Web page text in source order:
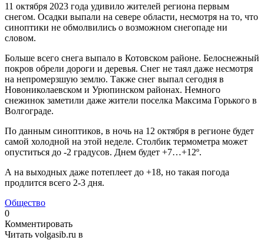
11 октября 2023 года удивило жителей региона первым
снегом. Осадки выпали на севере области, несмотря на то, что
синоптики не обмолвились о возможном снегопаде ни
словом.
Больше всего снега выпало в Котовском районе. Белоснежный
покров обрели дороги и деревья. Снег не таял даже несмотря
на непромерзшую землю. Также снег выпал сегодня в
Новониколаевском и Урюпинском районах. Немного
снежинок заметили даже жители поселка Максима Горького в
Волгограде.
По данным синоптиков, в ночь на 12 октября в регионе будет
самой холодной на этой неделе. Столбик термометра может
опуститься до -2 градусов. Днем будет +7…+12º.
А на выходных даже потеплеет до +18, но такая погода
продлится всего 2-3 дня.
Общество
0
Комментировать
Читать volgasib.ru в